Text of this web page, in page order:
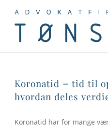
Koronatid = tid til
hvordan deles
Koronatid har for mange